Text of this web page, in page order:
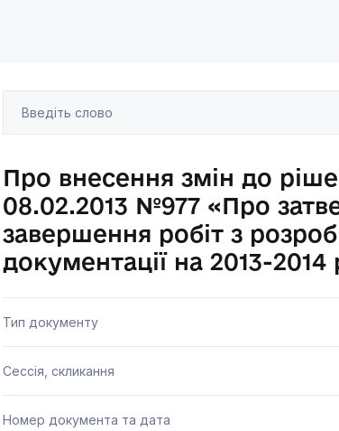
Про внесення змін до
08.02.2013 №977 «Про
завершення робіт з
документації на 2013-2014
Тип документу
Сессія, скликання
Номер документа та дата